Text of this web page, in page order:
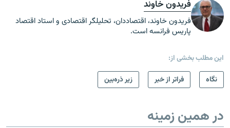
فریدون خاوند
فریدون خاوند، اقتصاددان، تحلیلگر اقتصادی و استاد اقتصاد
پاریس فرانسه است.
این مطلب بخشی از:
نگاه
فراتر از خبر زیر ذره‌بین
در همین زمینه